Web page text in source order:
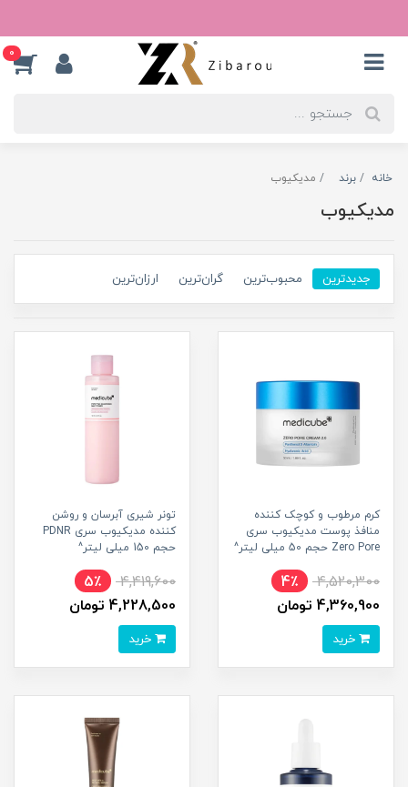
0
خانه برند مدیکیوب
مدیکیوب
جدیدترین محبوب‌ترین گران‌ترین ارزان‌ترین
کرم مرطوب و کوچک کننده
منافذ پوست مدیکیوب سری
Zero Pore حجم 50 میلی لیتر^
4,520,300
4٪
4,360,900 تومان
تونر شیری آبرسان و روشن
کننده مدیکیوب سری PDNR
حجم 150 میلی لیتر^
4,419,600
5٪
4,228,500 تومان